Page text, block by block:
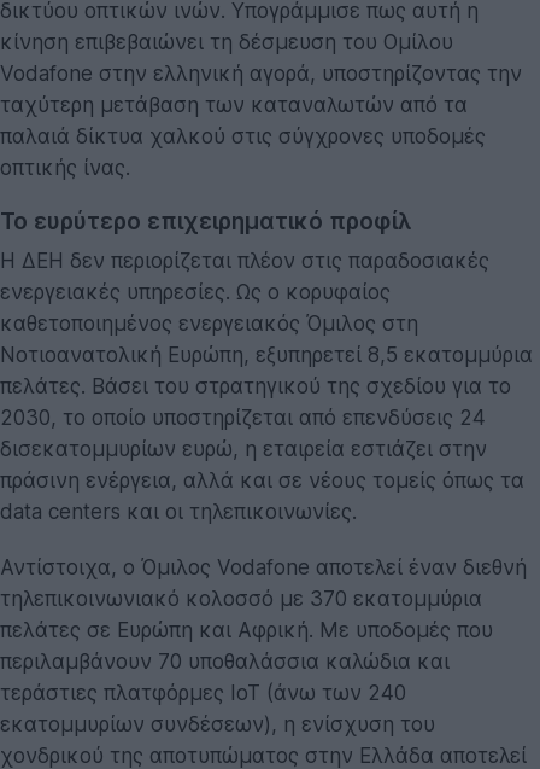
δικτύου οπτικών ινών. Υπογράμμισε πως αυτή η
κίνηση επιβεβαιώνει τη δέσμευση του Ομίλου
Vodafone στην ελληνική αγορά, υποστηρίζοντας την
ταχύτερη μετάβαση των καταναλωτών από τα
παλαιά δίκτυα χαλκού στις σύγχρονες υποδομές
οπτικής ίνας.
Το ευρύτερο επιχειρηματικό προφίλ
Η ΔΕΗ δεν περιορίζεται πλέον στις παραδοσιακές
ενεργειακές υπηρεσίες. Ως ο κορυφαίος
καθετοποιημένος ενεργειακός Όμιλος στη
Νοτιοανατολική Ευρώπη, εξυπηρετεί 8,5 εκατομμύρια
πελάτες. Βάσει του στρατηγικού της σχεδίου για το
2030, το οποίο υποστηρίζεται από επενδύσεις 24
δισεκατομμυρίων ευρώ, η εταιρεία εστιάζει στην
πράσινη ενέργεια, αλλά και σε νέους τομείς όπως τα
data centers και οι τηλεπικοινωνίες.
Αντίστοιχα, ο Όμιλος Vodafone αποτελεί έναν διεθνή
τηλεπικοινωνιακό κολοσσό με 370 εκατομμύρια
πελάτες σε Ευρώπη και Αφρική. Με υποδομές που
περιλαμβάνουν 70 υποθαλάσσια καλώδια και
τεράστιες πλατφόρμες IoT (άνω των 240
εκατομμυρίων συνδέσεων), η ενίσχυση του
χονδρικού της αποτυπώματος στην Ελλάδα αποτελεί